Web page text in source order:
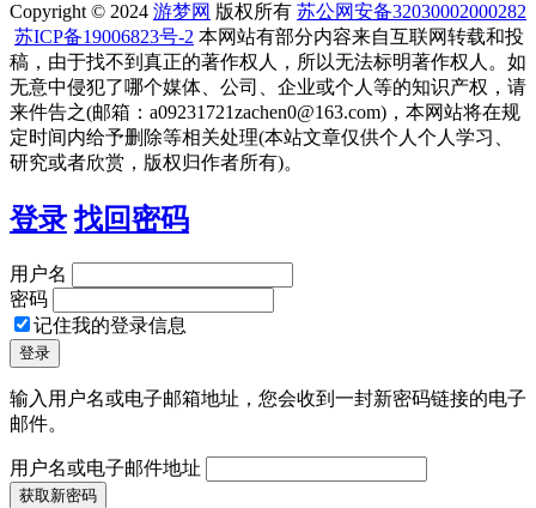
Copyright © 2024 游梦网 版权所有 苏公网安备32030002000282
苏ICP备19006823号-2 本网站有部分内容来自互联网转载和投
稿，由于找不到真正的著作权人，所以无法标明著作权人。如
无意中侵犯了哪个媒体、公司、企业或个人等的知识产权，请
来件告之(邮箱：a09231721zachen0@163.com)，本网站将在规
定时间内给予删除等相关处理(本站文章仅供个人个人学习、
研究或者欣赏，版权归作者所有)。
登录 找回密码
用户名
密码
记住我的登录信息
输入用户名或电子邮箱地址，您会收到一封新密码链接的电子
邮件。
用户名或电子邮件地址